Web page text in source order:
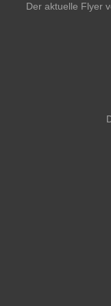
Der aktuelle Flyer